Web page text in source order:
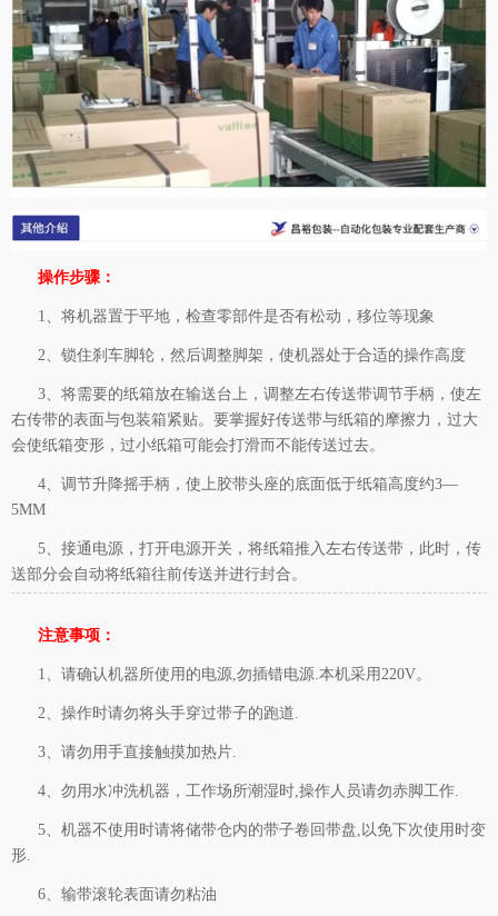
操作步骤：
1、将机器置于平地，检查零部件是否有松动，移位等现象
2、锁住刹车脚轮，然后调整脚架，使机器处于合适的操作高度
3、将需要的纸箱放在输送台上，调整左右传送带调节手柄，使左
右传带的表面与包装箱紧贴。要掌握好传送带与纸箱的摩擦力，过大
会使纸箱变形，过小纸箱可能会打滑而不能传送过去。
4、调节升降摇手柄，使上胶带头座的底面低于纸箱高度约3—
5MM
5、接通电源，打开电源开关，将纸箱推入左右传送带，此时，传
送部分会自动将纸箱往前传送并进行封合。
注意事项：
1、请确认机器所使用的电源,勿插错电源.本机采用220V。
2、操作时请勿将头手穿过带子的跑道.
3、请勿用手直接触摸加热片.
4、勿用水冲洗机器，工作场所潮湿时,操作人员请勿赤脚工作.
5、机器不使用时请将储带仓内的带子卷回带盘,以免下次使用时变
形.
6、输带滚轮表面请勿粘油